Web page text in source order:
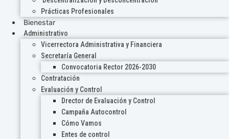
Prácticas Profesionales
Bienestar
Administrativo
Vicerrectora Administrativa y Financiera
Secretaría General
Convocatoria Rector 2026-2030
Contratación
Evaluación y Control
Drector de Evaluación y Control
Campaña Autocontrol
Cómo Vamos
Entes de control